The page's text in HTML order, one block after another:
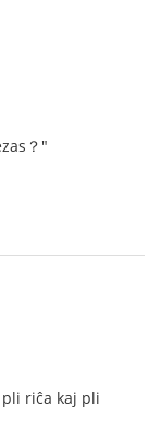
？"
riĉa kaj pli